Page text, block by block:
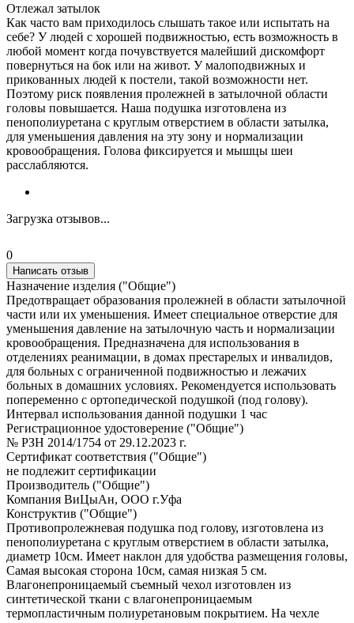
Отлежал затылок
Как часто вам приходилось слышать такое или испытать на
себе? У людей с хорошей подвижностью, есть возможность в
любой момент когда почувствуется малейший дискомфорт
повернуться на бок или на живот. У малоподвижных и
прикованных людей к постели, такой возможности нет.
Поэтому риск появления пролежней в затылочной области
головы повышается. Наша подушка изготовлена из
пенополиуретана с круглым отверстием в области затылка,
для уменьшения давления на эту зону и нормализации
кровообращения. Голова фиксируется и мышцы шеи
расслабляются.
Загрузка отзывов...
0
Написать отзыв
Назначение изделия ("Общие")
Предотвращает образования пролежней в области затылочной
части или их уменьшения. Имеет специальное отверстие для
уменьшения давление на затылочную часть и нормализации
кровообращения. Предназначена для использования в
отделениях реанимации, в домах престарелых и инвалидов,
для больных с ограниченной подвижностью и лежачих
больных в домашних условиях. Рекомендуется использовать
попеременно с ортопедической подушкой (под голову).
Интервал использования данной подушки 1 час
Регистрационное удостоверение ("Общие")
№ РЗН 2014/1754 от 29.12.2023 г.
Сертификат соответствия ("Общие")
не подлежит сертификации
Производитель ("Общие")
Компания ВиЦыАн, ООО г.Уфа
Конструктив ("Общие")
Противопролежневая подушка под голову, изготовлена из
пенополиуретана с круглым отверстием в области затылка,
диаметр 10см. Имеет наклон для удобства размещения головы,
Самая высокая сторона 10см, самая низкая 5 см.
Влагонепроницаемый съемный чехол изготовлен из
синтетической ткани с влагонепроницаемым
термопластичным полиуретановым покрытием. На чехле